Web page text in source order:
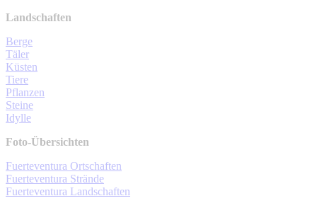
Landschaften
Berge
Täler
Küsten
Tiere
Pflanzen
Steine
Idylle
Foto-Übersichten
Fuerteventura Ortschaften
Fuerteventura Strände
Fuerteventura Landschaften